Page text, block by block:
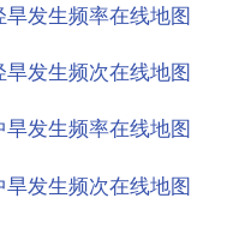
发生频率在线地图
发生频次在线地图
发生频率在线地图
发生频次在线地图